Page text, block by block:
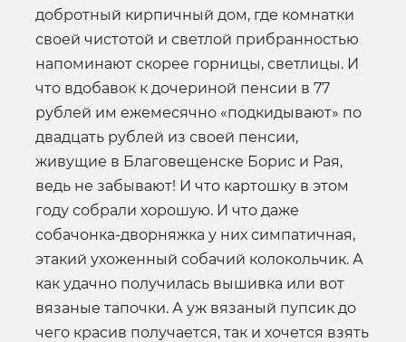
добротный кирпичный дом, где комнатки
своей чистотой и светлой прибранностью
напоминают скорее горницы, светлицы. И
что вдобавок к дочериной пенсии в 77
рублей им ежемесячно «подкидывают» по
двадцать рублей из своей пенсии,
живущие в Благовещенске Борис и Рая,
ведь не забывают! И что картошку в этом
году собрали хорошую. И что даже
собачонка-дворняжка у них симпатичная,
этакий ухоженный собачий колокольчик. А
как удачно получилась вышивка или вот
вязаные тапочки. А уж вязаный пупсик до
чего красив получается, так и хочется взять